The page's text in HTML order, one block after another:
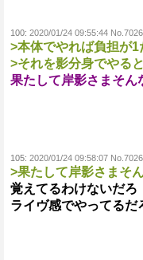
100: 2020/01/24 09:55:44
>本体でやれば負担が1
>それを影分身でやる
果たして岸影さまそん
105: 2020/01/24 09:58:07
>果たして岸影さまそ
覚えてるわけないだろ
ライヴ感でやってるだ